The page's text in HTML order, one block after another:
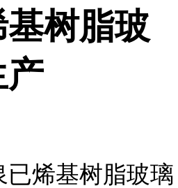
基树脂玻
产
已烯基树脂玻璃